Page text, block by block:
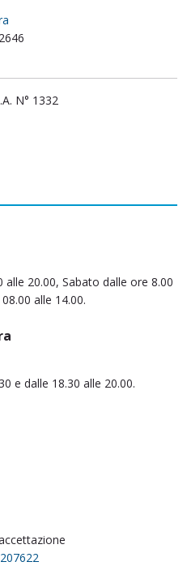
N° 1332
alle 20.00, Sabato dalle ore 8.00
alle 14.00.
e dalle 18.30 alle 20.00.